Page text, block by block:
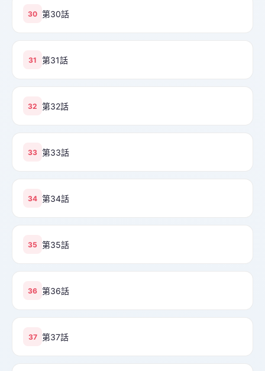
30 第30話
31 第31話
32 第32話
33 第33話
34 第34話
35 第35話
36 第36話
37 第37話